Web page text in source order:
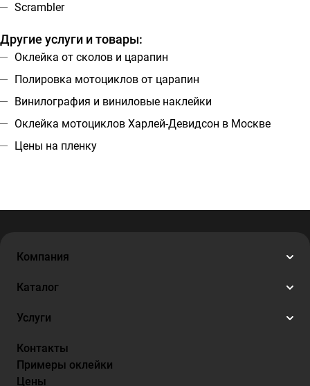
Scrambler
Другие услуги и товары:
Оклейка от сколов и царапин
Полировка мотоциклов от царапин
Винилография и виниловые наклейки
Оклейка мотоциклов Харлей-Девидсон в Москве
Цены на пленку
Компания
Каталог
Услуги
Контакты
Примеры оклейки
Цены